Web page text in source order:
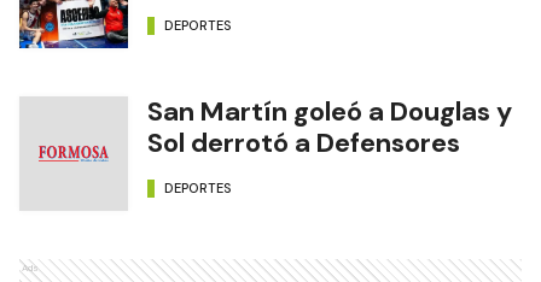
DEPORTES
San Martín goleó a Douglas y
Sol derrotó a Defensores
DEPORTES
Ads